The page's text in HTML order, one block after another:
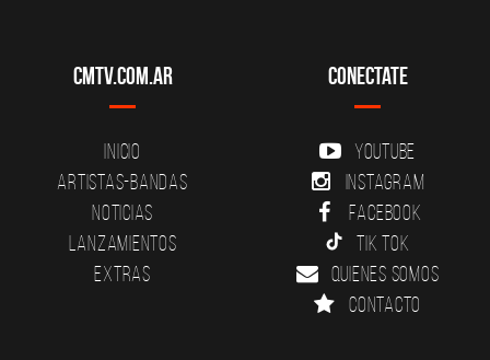
CMTV.com.ar
Inicio
Artistas-Bandas
Noticias
Lanzamientos
Extras
Conectate
YouTube
Instagram
Facebook
Tik Tok
Quienes somos
Contacto